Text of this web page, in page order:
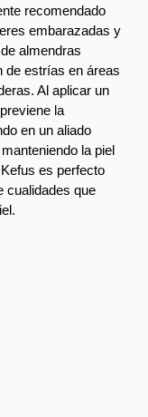
recomendado
embarazadas y
almendras
de estrías en áreas
Al aplicar un
la
en un aliado
la piel
es perfecto
cualidades que